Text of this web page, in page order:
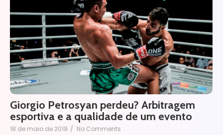
Giorgio Petrosyan perdeu? Arbitragem
esportiva e a qualidade de um evento
18 de maio de 2019 / No Comments